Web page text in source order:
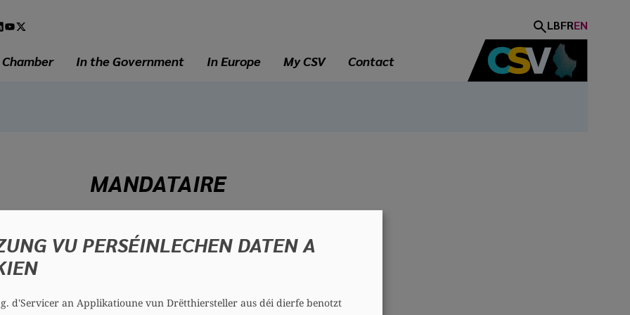
LBFREN
In the Government In Europe My CSV Contact
MANDATAIRE
Nancy ARENDT
Contact
VU PERSÉINLECHEN DATEN A
d'Servicer an Applikatioune vun Drëtthiersteller aus déi dierfe benotzt